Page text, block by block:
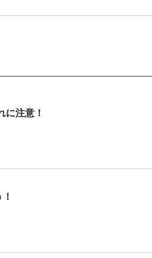
に注意！